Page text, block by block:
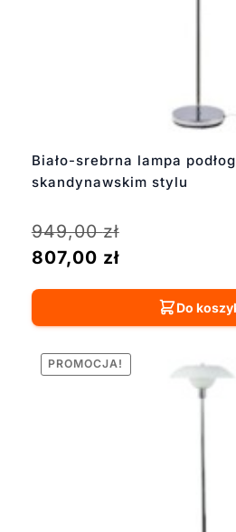
Biało-srebrna lampa
skandynawskim stylu
949,00zł
807,00 zł
Do
PROMOCJA!